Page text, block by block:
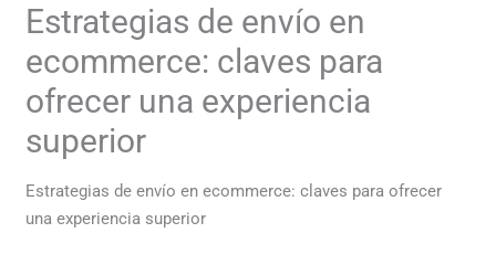
Estrategias de envío en
ecommerce: claves para
ofrecer una experiencia
superior
Estrategias de envío en ecommerce: claves para ofrecer
una experiencia superior